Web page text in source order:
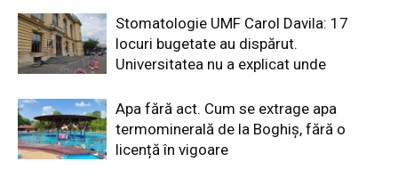
Stomatologie UMF Carol Davila: 17
locuri bugetate au dispărut.
Universitatea nu a explicat unde
Apa fără act. Cum se extrage apa
termominerală de la Boghiș, fără o
licență în vigoare